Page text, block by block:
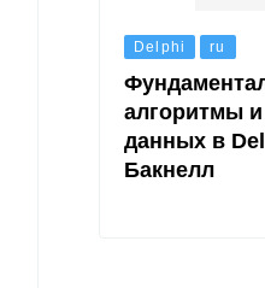
Delphi ru
алгоритмы
данных в
Бакнелл